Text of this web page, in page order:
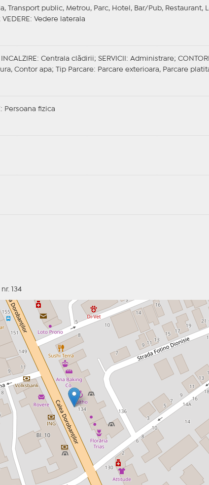
Transport public, Metrou, Parc, Hotel, Bar/Pub, Restaurant,
VEDERE : Vedere laterala
INCALZIRE : Centrala clădirii; SERVICII : Administrare;
Contor apa;
Tip Parcare: Parcare exterioara, Parcare
: Persoana fizica
134